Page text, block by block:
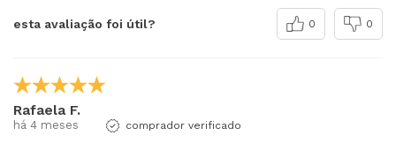
esta avaliação foi útil? 0 0
Rafaela F.
há 4 meses comprador verificado